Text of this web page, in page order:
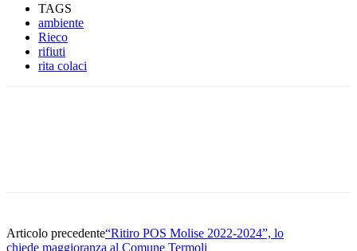
TAGS
ambiente
Rieco
rifiuti
rita colaci
Articolo precedente“Ritiro POS Molise 2022-2024”, lo
chiede maggioranza al Comune Termoli